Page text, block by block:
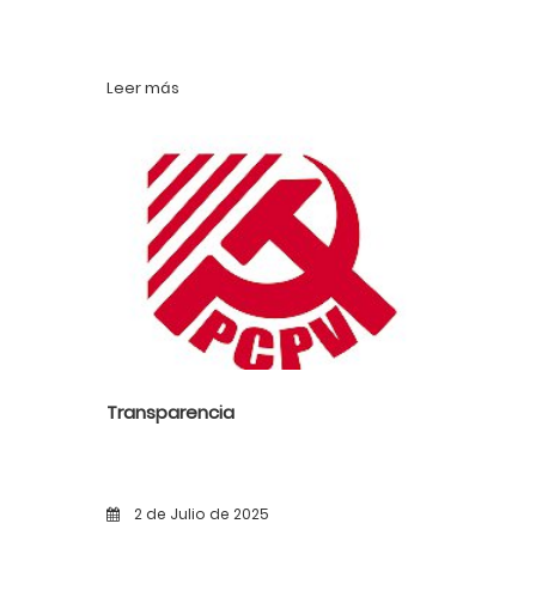
Leer más
Transparencia
2 de Julio de 2025